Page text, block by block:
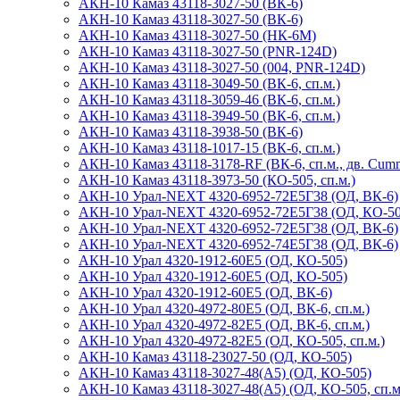
АКН-10 Камаз 43118-3027-50 (ВК-6)
АКН-10 Камаз 43118-3027-50 (ВК-6)
АКН-10 Камаз 43118-3027-50 (НК-6М)
АКН-10 Камаз 43118-3027-50 (PNR-124D)
АКН-10 Камаз 43118-3027-50 (004, PNR-124D)
АКН-10 Камаз 43118-3049-50 (ВК-6, сп.м.)
АКН-10 Камаз 43118-3059-46 (ВК-6, сп.м.)
АКН-10 Камаз 43118-3949-50 (ВК-6, сп.м.)
АКН-10 Камаз 43118-3938-50 (ВК-6)
АКН-10 Камаз 43118-1017-15 (ВК-6, сп.м.)
АКН-10 Камаз 43118-3178-RF (ВК-6, сп.м., дв.
АКН-10 Камаз 43118-3973-50 (КО-505, сп.м.)
АКН-10 Урал-NEXT 4320-6952-72Е5Г38 (ОД, ВК-6)
АКН-10 Урал-NEXT 4320-6952-72Е5Г38 (ОД, КО-
АКН-10 Урал-NEXT 4320-6952-72Е5Г38 (ОД, ВК-6)
АКН-10 Урал-NEXT 4320-6952-74Е5Г38 (ОД, ВК-6)
АКН-10 Урал 4320-1912-60Е5 (ОД, КО-505)
АКН-10 Урал 4320-1912-60E5 (ОД, КО-505)
АКН-10 Урал 4320-1912-60E5 (ОД, ВК-6)
АКН-10 Урал 4320-4972-80Е5 (ОД, ВК-6, сп.м.)
АКН-10 Урал 4320-4972-82Е5 (ОД, ВК-6, сп.м.)
АКН-10 Урал 4320-4972-82Е5 (ОД, КО-505, сп.м.)
АКН-10 Камаз 43118-23027-50 (ОД, КО-505)
АКН-10 Камаз 43118-3027-48(A5) (ОД, КО-505)
АКН-10 Камаз 43118-3027-48(A5) (ОД, КО-505,